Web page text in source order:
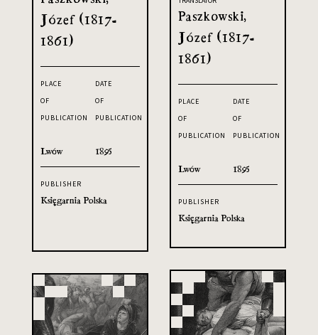
Paszkowski,
Józef (1817-
1861)
PLACE
OF
PUBLICATION
Lwów
DATE
OF
PUBLICATION
1895
PUBLISHER
Księgarnia Polska
Józef (1817-
1861)
PLACE
OF
PUBLICATION
Lwów
DATE
OF
PUBLICATION
1895
PUBLISHER
Księgarnia Polska